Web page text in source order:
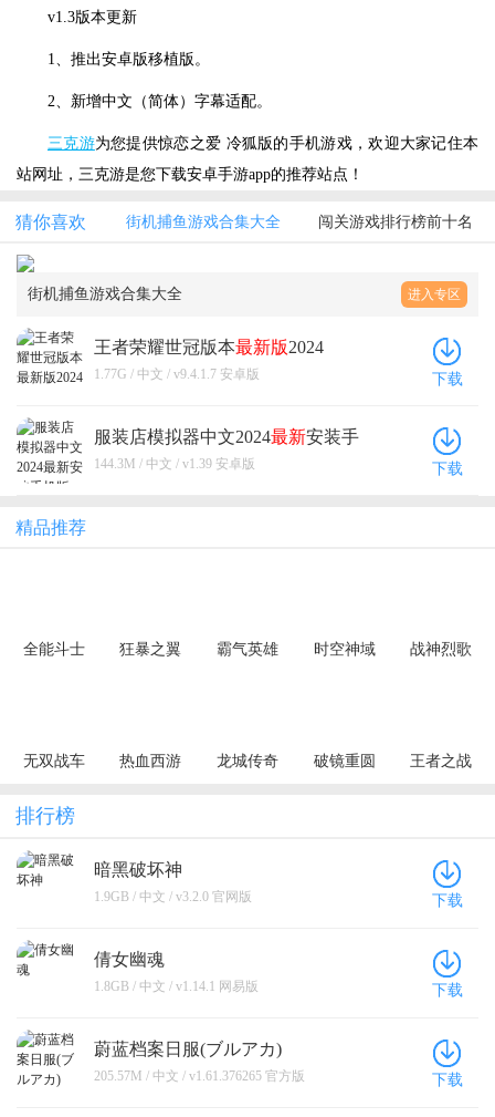
v1.3版本更新
1、推出安卓版移植版。
2、新增中文（简体）字幕适配。
三克游为您提供惊恋之爱 冷狐版的手机游戏，欢迎大家记住本
站网址，三克游是您下载安卓手游app的推荐站点！
猜你喜欢 街机捕鱼游戏合集大全 闯关游戏排行榜前十名
街机捕鱼游戏合集大全 进入专区
王者荣耀世冠版本最新版2024
1.77G / 中文 / v9.4.1.7 安卓版 下载
服装店模拟器中文2024最新安装手
机版
144.3M / 中文 / v1.39 安卓版 下载
精品推荐
全能斗士
狂暴之翼
霸气英雄
时空神域
战神烈歌
无双战车
业）
热血西游
龙城传奇
破镜重圆
王者之战
排行榜
暗黑破坏神
1.9GB / 中文 / v3.2.0 官网版 下载
倩女幽魂
1.8GB / 中文 / v1.14.1 网易版 下载
蔚蓝档案日服(ブルアカ)
205.57M / 中文 / v1.61.376265 官方版 下载